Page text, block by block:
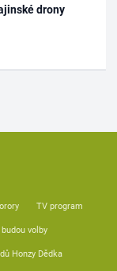
drony
TV program
budou volby
Honzy Dědka